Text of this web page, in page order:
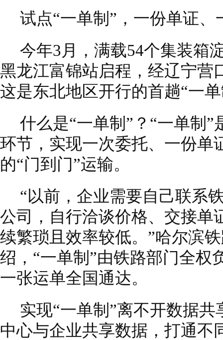
试点“一单制”，一份单证
今年3月，满载54个集装箱
黑龙江富锦站启程，经辽宁营
这是东北地区开行的首趟“一
什么是“一单制”？“一单制
环节，实现一次委托、一份单
的“门到门”运输。
“以前，企业需要自己联系
公司，自行洽谈价格、交接单
续繁琐且效率较低。”哈尔滨
绍，“一单制”由铁路部门全权
一张运单全国通达。
实现“一单制”离不开数据
中心与企业共享数据，打通不